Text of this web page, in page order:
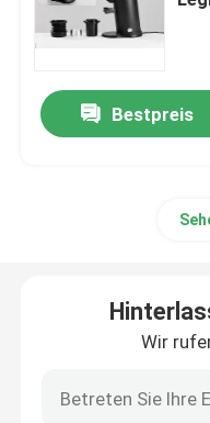
Handelskaffeemühle
Espresso Bean
Kaffeemühle im
Bestpreis
Wir